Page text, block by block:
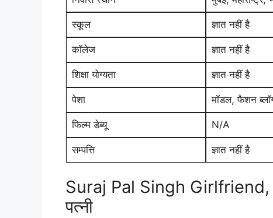
स्कूल ज्ञात नहीं है
कॉलेज ज्ञात नहीं है
शिक्षा योग्यता ज्ञात नहीं है
पेशा मॉडल, फैशन
फिल्म डेब्यू N/A
सम्पत्ति ज्ञात नहीं है
Suraj Pal Singh Girlfriend,
पत्नी